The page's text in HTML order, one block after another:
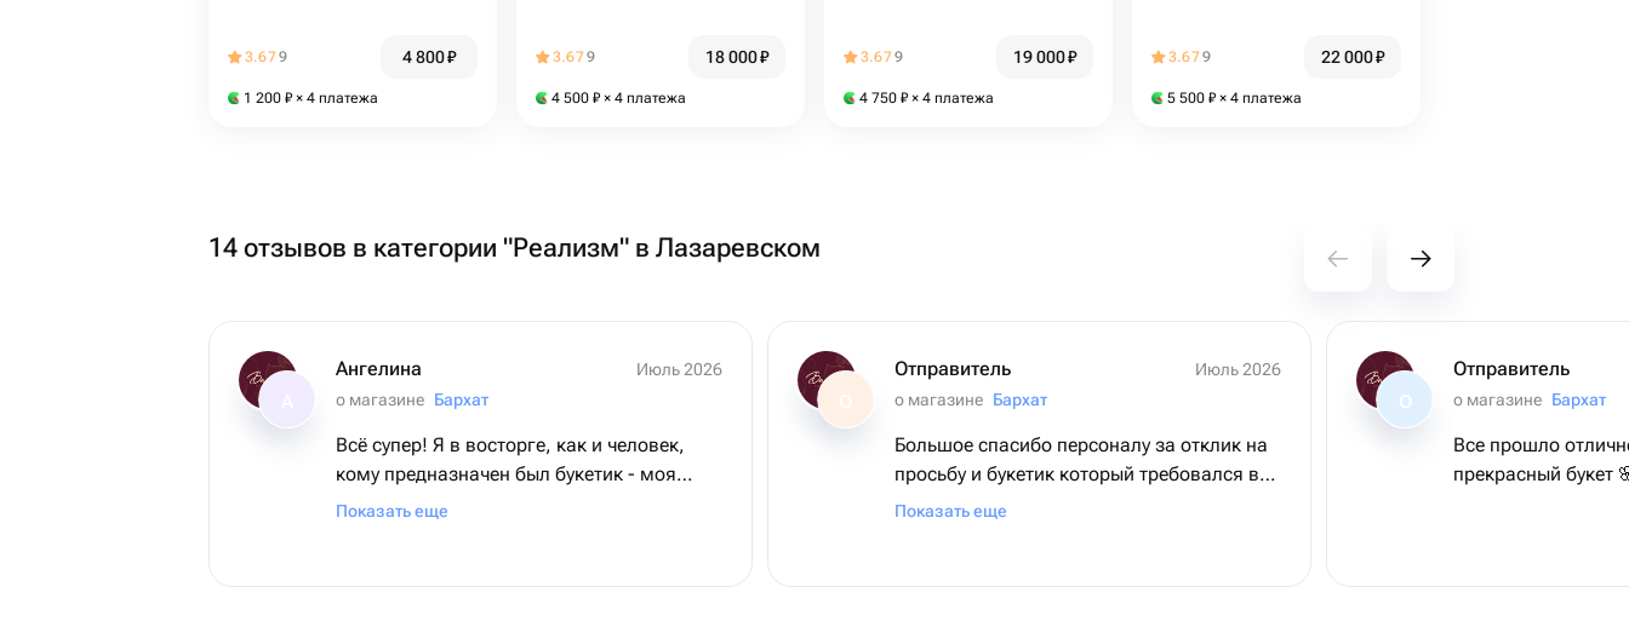
3.679 4 800₽
1 200 ₽ × 4 платежа
3.679 18 000₽
4 500 ₽ × 4 платежа
3.679 19 000₽
4 750 ₽ × 4 платежа
3.679 22 000₽
5 500 ₽ × 4 платежа
14 отзывов в категории "Реализм" в Лазаревском
Ангелина
Июль 2026
о магазине Бархат
Всё супер! Я в восторге, как и человек,
кому предназначен был букетик - моя
мамочка. Во-первых, цветы невероятной
Показать еще
О
Отправитель
Июль 2026
о магазине Бархат
Большое спасибо персоналу за отклик на
просьбу и букетик который требовался в
кротчайшие сроки. Дама довольна,
Показать еще
О
Отправитель
о магазине Бархат
Все прошло
прекрасный букет